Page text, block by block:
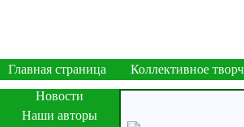
Главная страница Коллективное
Новости
Наши авторы